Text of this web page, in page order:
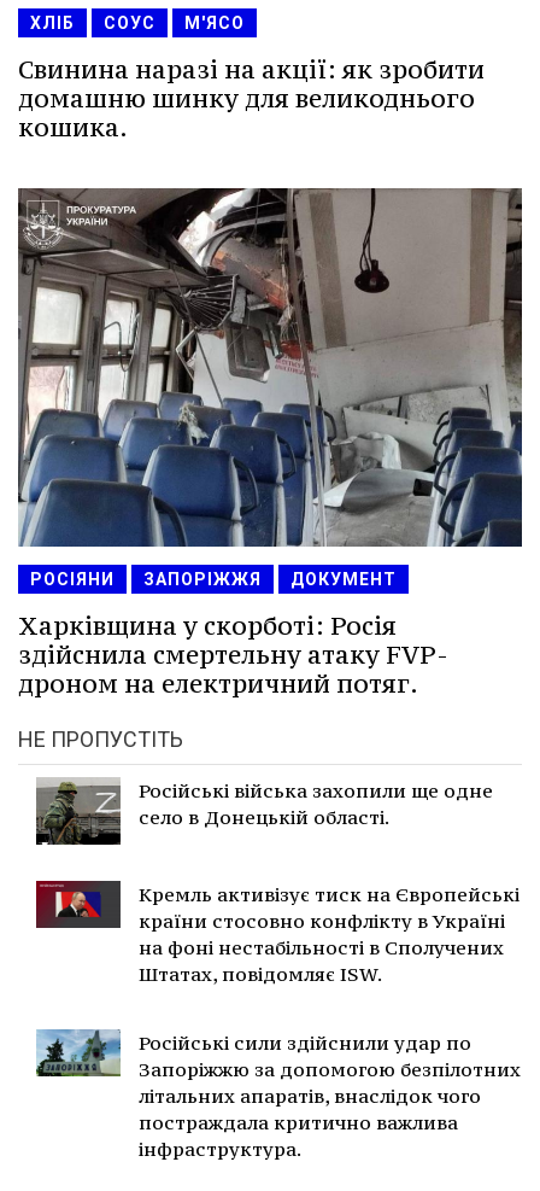
ХЛІБ СОУС М'ЯСО
Свинина наразі на акції: як зробити
домашню шинку для великоднього
кошика.
РОСІЯНИ ЗАПОРІЖЖЯ ДОКУМЕНТ
Харківщина у скорботі: Росія
здійснила смертельну атаку FVP-
дроном на електричний потяг.
НЕ ПРОПУСТІТЬ
Російські війська захопили ще одне
село в Донецькій області.
Кремль активізує тиск на Європейські
країни стосовно конфлікту в Україні
на фоні нестабільності в Сполучених
Штатах, повідомляє ISW.
Російські сили здійснили удар по
Запоріжжю за допомогою безпілотних
літальних апаратів, внаслідок чого
постраждала критично важлива
інфраструктура.